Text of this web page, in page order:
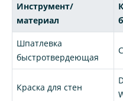
Инструмент/
материал
Шпатлевка
быстротвердеющая
Краска для стен